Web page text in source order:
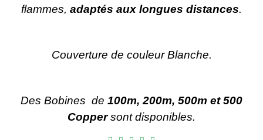
flammes, adaptés aux longues distances.
Couverture de couleur Blanche.
Des Bobines de 100m, 200m, 500m et 500
Coppersont disponibles.